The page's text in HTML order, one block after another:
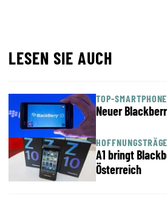
LESEN SIE AUCH
TOP-SMARTPHONE
Neuer
A1 bringt
Österreich